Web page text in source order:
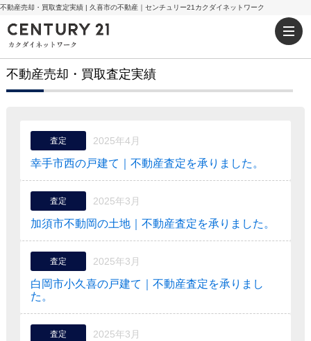
不動産売却・買取査定実績 | 久喜市の不動産｜センチュリー21カクダイネットワーク
不動産売却・買取査定実績
査定 2025年4月
幸手市西の戸建て｜不動産査定を承りました。
査定 2025年3月
加須市不動岡の土地｜不動産査定を承りました。
査定 2025年3月
白岡市小久喜の戸建て｜不動産査定を承りまし
た。
査定 2025年3月